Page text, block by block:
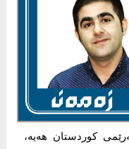
كوردستان هەیە،